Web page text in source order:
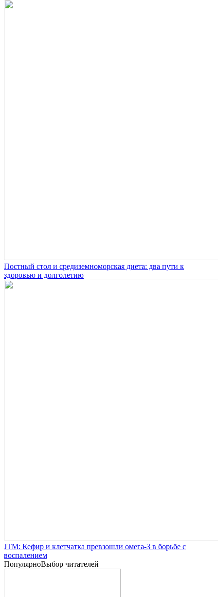
Постный стол и средиземноморская диета: два пути к
здоровью и долголетию
JTM: Кефир и клетчатка превзошли омега-3 в борьбе с
воспалением
ПопулярноВыбор читателей